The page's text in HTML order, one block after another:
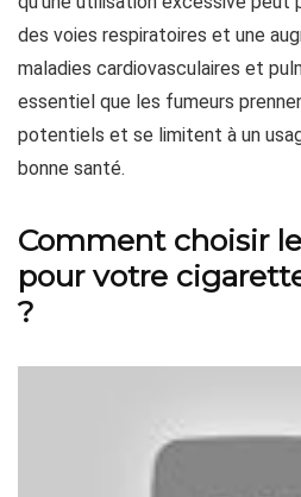
des voies respiratoires et une
maladies cardiovasculaires et
essentiel que les fumeurs
potentiels et se limitent à un
bonne santé.
Comment choisir
pour votre
?